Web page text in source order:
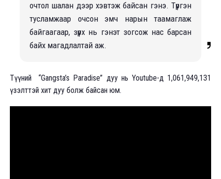
очтол шалан дээр хэвтэж байсан гэнэ. Түргэн
тусламжаар очсон эмч нарын таамаглаж
байгаагаар, зүрх нь гэнэт зогсож нас барсан
байх магадлалтай аж.
Түүний “Gangsta’s Paradise” дуу нь Youtube-д 1,061,949,131
үзэлттэй хит дуу болж байсан юм.